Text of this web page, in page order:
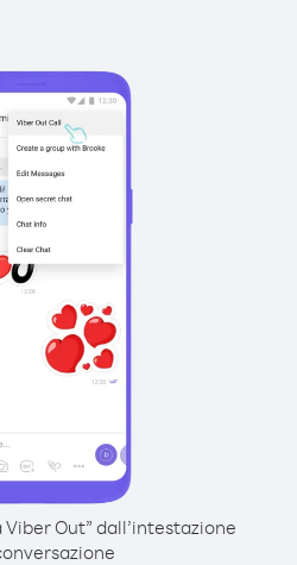
Out” dall’intestazione